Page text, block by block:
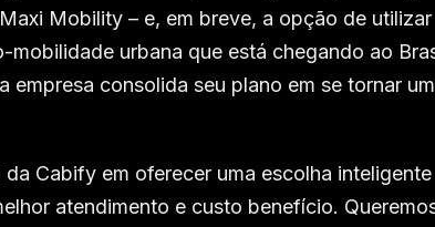
Mobility – e, em breve, a opção de
urbana que está chegando ao
empresa consolida seu plano em se tornar
Cabify em oferecer uma escolha
atendimento e custo benefício.